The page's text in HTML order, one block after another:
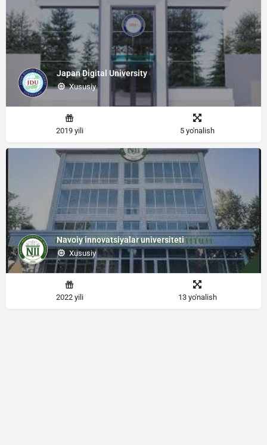
Japan Digital University
Xususiy
2019 yili 5 yo'nalish
Navoiy innovatsiyalar universiteti
Xususiy
2022 yili 13 yo'nalish